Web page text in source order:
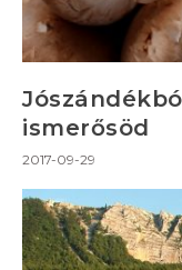
ismerősöd
2017-09-29